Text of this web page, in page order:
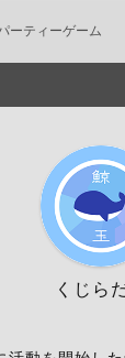
ーティーゲーム
くじら